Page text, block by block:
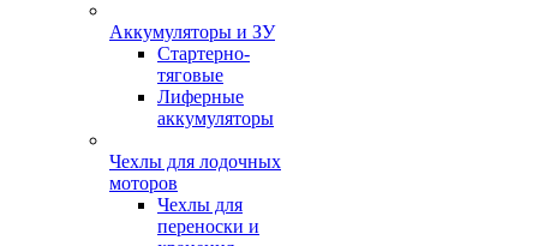
Аккумуляторы и ЗУ
Стартерно-
тяговые
Лиферные
аккумуляторы
Чехлы для лодочных
моторов
Чехлы для
переноски и